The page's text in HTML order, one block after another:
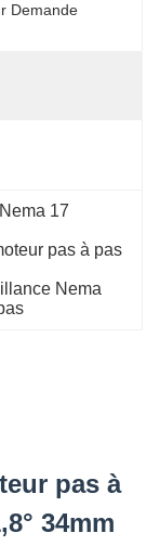
Demande
17
pas à pas
Nema
pas à
34mm